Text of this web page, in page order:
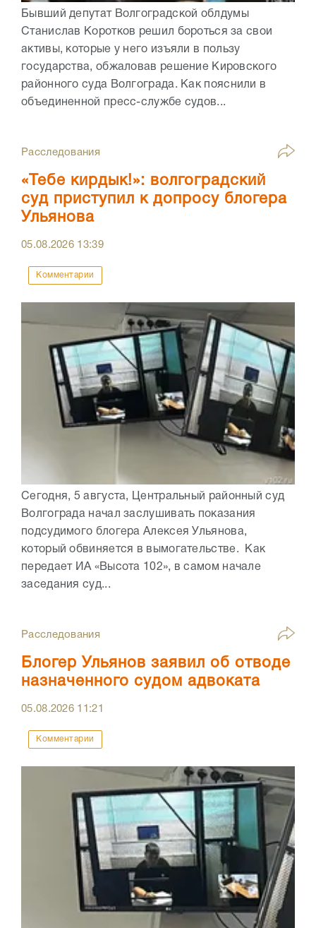
Бывший депутат Волгоградской облдумы
Станислав Коротков решил бороться за свои
активы, которые у него изъяли в пользу
государства, обжаловав решение Кировского
районного суда Волгограда. Как пояснили в
объединенной пресс-службе судов...
Расследования
«Тебе кирдык!»: волгоградский
суд приступил к допросу блогера
Ульянова
05.08.2026 13:39
Комментарии
Сегодня, 5 августа, Центральный районный суд
Волгограда начал заслушивать показания
подсудимого блогера Алексея Ульянова,
который обвиняется в вымогательстве. Как
передает ИА «Высота 102», в самом начале
заседания суд...
Расследования
Блогер Ульянов заявил об отводе
назначенного судом адвоката
05.08.2026 11:21
Комментарии